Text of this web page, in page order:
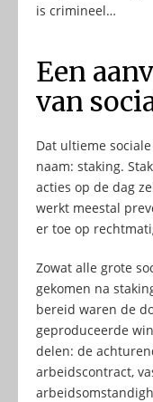
is crimineel…
Een
van
Dat ultieme
naam: staking.
acties op de dag
werkt meestal
er toe op
Zowat alle grote
gekomen na
bereid waren de
geproduceerde
delen: de
arbeidscontract,